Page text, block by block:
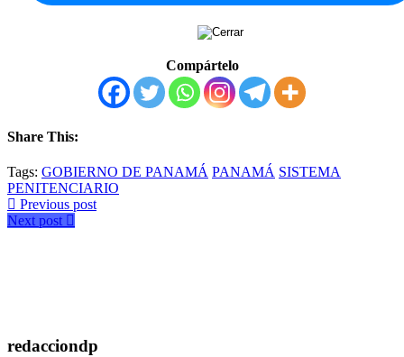
Compártelo
Share This:
Tags: GOBIERNO DE PANAMÁ PANAMÁ SISTEMA
PENITENCIARIO
Previous post
Next post
redacciondp